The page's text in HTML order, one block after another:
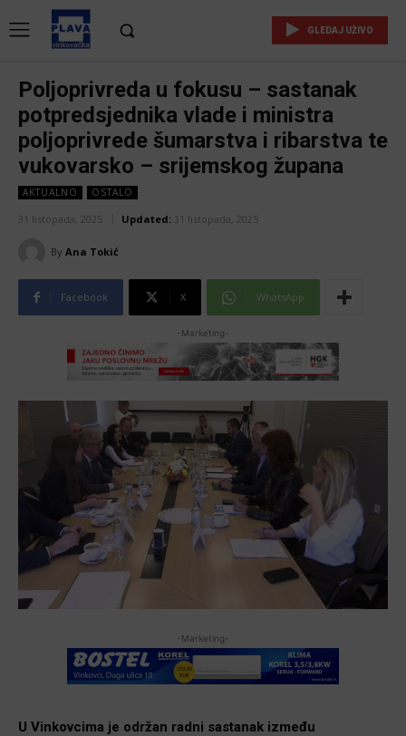
GLEDAJ UŽIVO
Poljoprivreda u fokusu – sastanak
potpredsjednika vlade i ministra
poljoprivrede šumarstva i ribarstva te
vukovarsko – srijemskog župana
AKTUALNO OSTALO
31 listopada, 2025 Updated: 31 listopada, 2025
By Ana Tokić
Facebook X WhatsApp
-Marketing-
-Marketing-
U Vinkovcima je održan radni sastanak između